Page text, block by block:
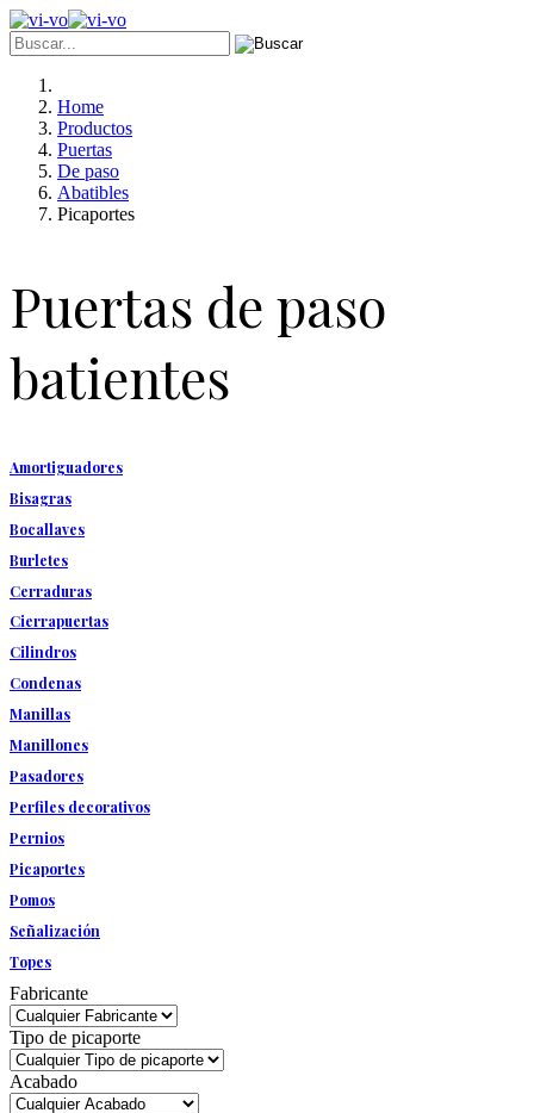
Home
Productos
Puertas
De paso
Abatibles
Picaportes
Puertas de paso
batientes
Amortiguadores
Bisagras
Bocallaves
Burletes
Cerraduras
Cierrapuertas
Cilindros
Condenas
Manillas
Manillones
Pasadores
Perfiles decorativos
Pernios
Picaportes
Pomos
Señalización
Topes
Fabricante
Tipo de picaporte
Acabado